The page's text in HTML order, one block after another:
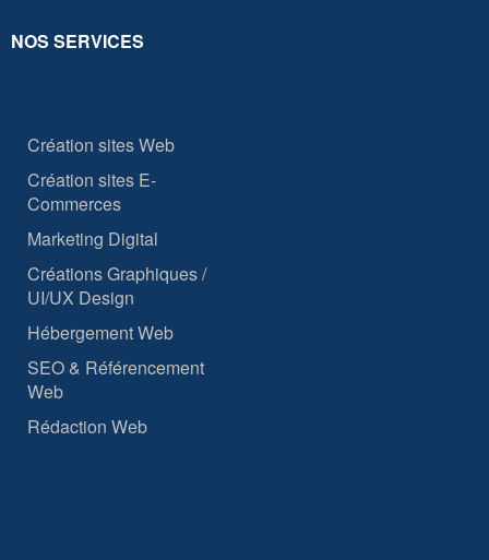
NOS SERVICES
Création sites Web
Création sites E-
Commerces
Marketing Digital
Créations Graphiques /
UI/UX Design
Hébergement Web
SEO & Référencement
Web
Rédaction Web